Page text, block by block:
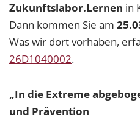
Zukunftslabor.Lernen in
Dann kommen Sie am
Was wir dort vorhaben,
26D1040002.
„In die Extreme
und